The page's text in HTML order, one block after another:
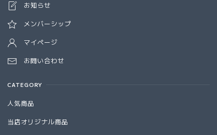
お知らせ
メンバーシップ
マイページ
お問い合わせ
CATEGORY
人気商品
当店オリジナル商品